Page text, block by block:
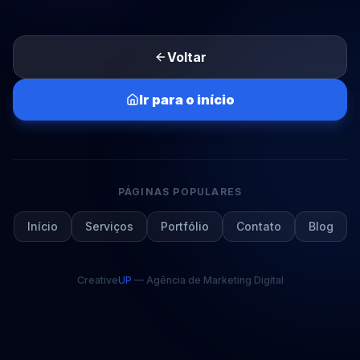
Voltar
Ir para o início
PÁGINAS POPULARES
Início Serviços Portfólio Contato Blog
CreativeUP — Agência de Marketing Digital